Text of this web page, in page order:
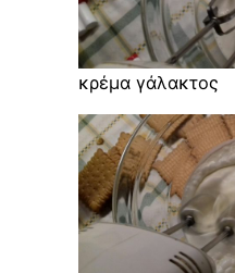
κρέμα γάλακτος